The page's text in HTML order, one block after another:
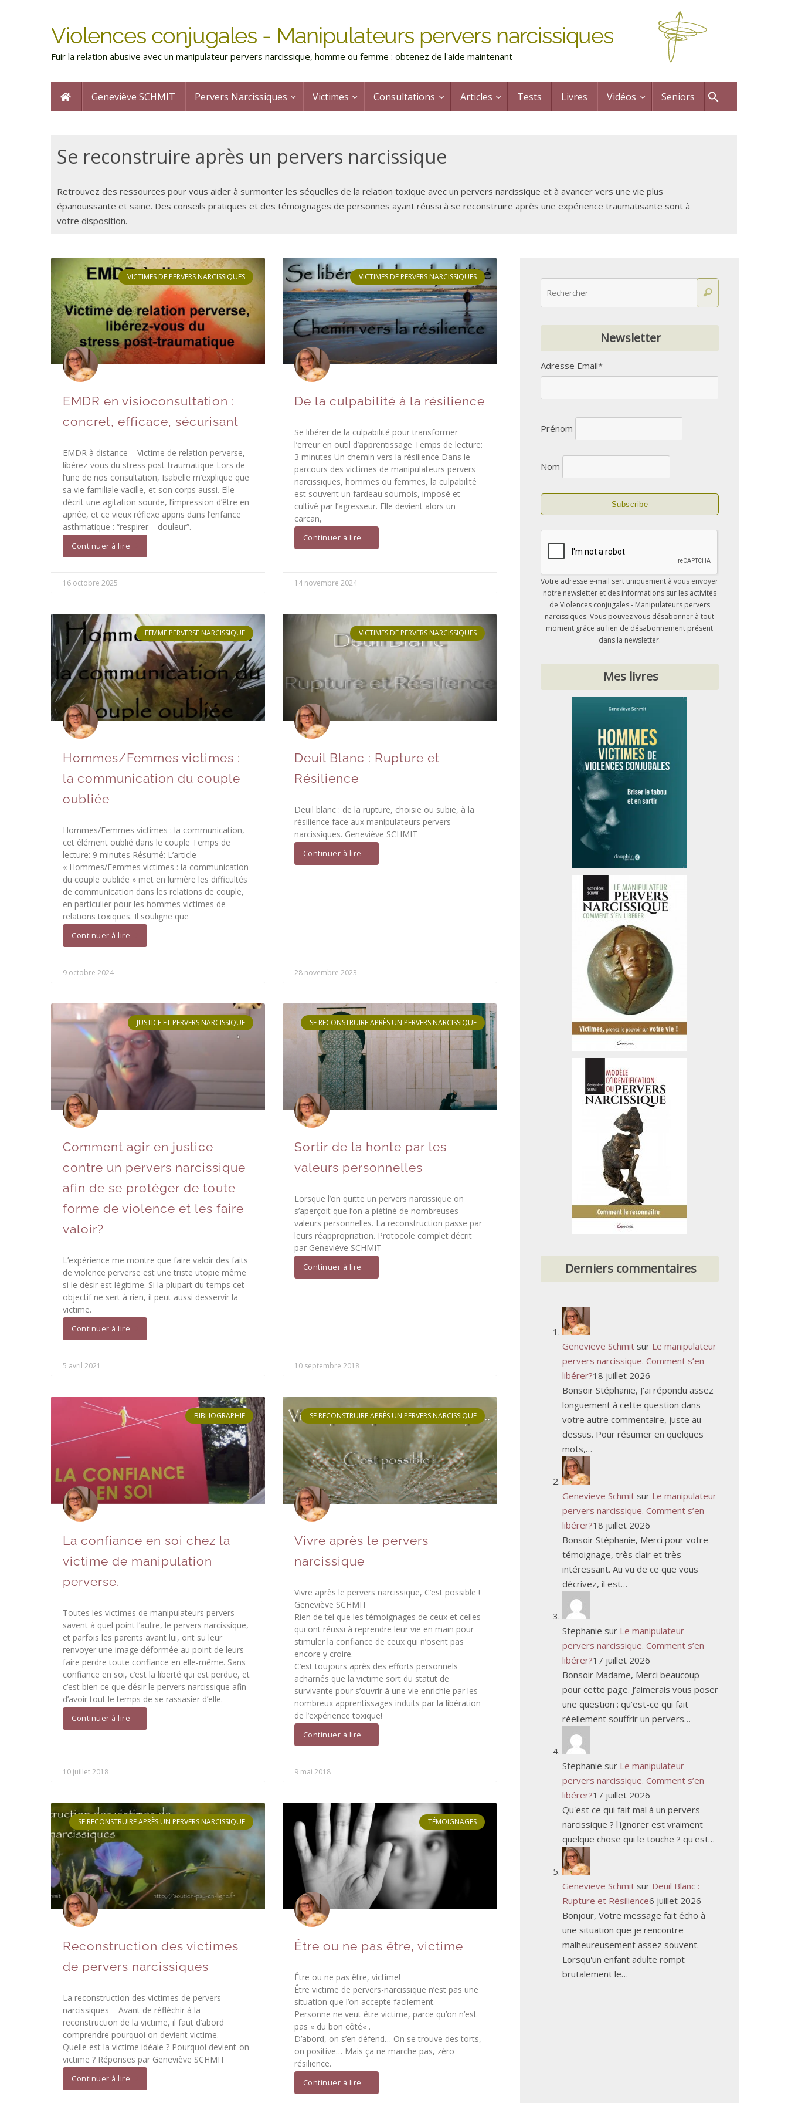
Violences conjugales - Manipulateurs pervers narcissiques
Fuir la relation abusive avec un manipulateur pervers narcissique, homme ou femme : obtenez de l'aide maintenant
Geneviève SCHMIT Pervers Narcissiques Victimes Consultations Articles Tests Livres Vidéos Seniors
Se reconstruire après un pervers narcissique
Retrouvez des ressources pour vous aider à surmonter les séquelles de la relation toxique avec un pervers narcissique et à avancer vers une vie plus
épanouissante et saine. Des conseils pratiques et des témoignages de personnes ayant réussi à se reconstruire après une expérience traumatisante sont à
votre disposition.
VICTIMES DE PERVERS NARCISSIQUES
EMDR en visioconsultation :
concret, efficace, sécurisant
EMDR à distance – Victime de relation perverse,
libérez-vous du stress post-traumatique Lors de
l’une de nos consultation, Isabelle m’explique que
sa vie familiale vacille, et son corps aussi. Elle
décrit une agitation sourde, l’impression d’être en
apnée, et ce vieux réflexe appris dans l’enfance
asthmatique : “respirer = douleur”.
Continuer à lire
16 octobre 2025
VICTIMES DE PERVERS NARCISSIQUES
De la culpabilité à la résilience
Se libérer de la culpabilité pour transformer
l’erreur en outil d’apprentissage Temps de lecture:
3 minutes Un chemin vers la résilience Dans le
parcours des victimes de manipulateurs pervers
narcissiques, hommes ou femmes, la culpabilité
est souvent un fardeau sournois, imposé et
cultivé par l’agresseur. Elle devient alors un
carcan,
Continuer à lire
14 novembre 2024
FEMME PERVERSE NARCISSIQUE
Hommes/Femmes victimes :
la communication du couple
oubliée
Hommes/Femmes victimes : la communication,
cet élément oublié dans le couple Temps de
lecture: 9 minutes Résumé: L’article
« Hommes/Femmes victimes : la communication
du couple oubliée » met en lumière les difficultés
de communication dans les relations de couple,
en particulier pour les hommes victimes de
relations toxiques. Il souligne que
Continuer à lire
9 octobre 2024
VICTIMES DE PERVERS NARCISSIQUES
Deuil Blanc : Rupture et
Résilience
Deuil blanc : de la rupture, choisie ou subie, à la
résilience face aux manipulateurs pervers
narcissiques. Geneviève SCHMIT
Continuer à lire
28 novembre 2023
JUSTICE ET PERVERS NARCISSIQUE
Comment agir en justice
contre un pervers narcissique
afin de se protéger de toute
forme de violence et les faire
valoir?
L’expérience me montre que faire valoir des faits
de violence perverse est une triste utopie même
si le désir est légitime. Si la plupart du temps cet
objectif ne sert à rien, il peut aussi desservir la
victime.
Continuer à lire
5 avril 2021
SE RECONSTRUIRE APRÈS UN PERVERS NARCISSIQUE
Sortir de la honte par les
valeurs personnelles
Lorsque l’on quitte un pervers narcissique on
s’aperçoit que l’on a piétiné de nombreuses
valeurs personnelles. La reconstruction passe par
leurs réappropriation. Protocole complet décrit
par Geneviève SCHMIT
Continuer à lire
10 septembre 2018
BIBLIOGRAPHIE
La confiance en soi chez la
victime de manipulation
perverse.
Toutes les victimes de manipulateurs pervers
savent à quel point l’autre, le pervers narcissique,
et parfois les parents avant lui, ont su leur
renvoyer une image déformée au point de leurs
faire perdre toute confiance en elle-même. Sans
confiance en soi, c’est la liberté qui est perdue, et
c’est bien ce que désir le pervers narcissique afin
d’avoir tout le temps de se rassasier d’elle.
Continuer à lire
10 juillet 2018
SE RECONSTRUIRE APRÈS UN PERVERS NARCISSIQUE
Vivre après le pervers
narcissique
Vivre après le pervers narcissique, C’est possible !
Geneviève SCHMIT
Rien de tel que les témoignages de ceux et celles
qui ont réussi à reprendre leur vie en main pour
stimuler la confiance de ceux qui n’osent pas
encore y croire.
C’est toujours après des efforts personnels
acharnés que la victime sort du statut de
survivante pour s’ouvrir à une vie enrichie par les
nombreux apprentissages induits par la libération
de l’expérience toxique!
Continuer à lire
9 mai 2018
SE RECONSTRUIRE APRÈS UN PERVERS NARCISSIQUE
Reconstruction des victimes
de pervers narcissiques
La reconstruction des victimes de pervers
narcissiques – Avant de réfléchir à la
reconstruction de la victime, il faut d’abord
comprendre pourquoi on devient victime.
Quelle est la victime idéale ? Pourquoi devient-on
victime ? Réponses par Geneviève SCHMIT
Continuer à lire
TÉMOIGNAGES
Être ou ne pas être, victime
Être ou ne pas être, victime!
Être victime de pervers-narcissique n’est pas une
situation que l’on accepte facilement.
Personne ne veut être victime, parce qu’on n’est
pas « du bon côté« .
D’abord, on s’en défend… On se trouve des torts,
on positive… Mais ça ne marche pas, zéro
résilience.
Continuer à lire
Newsletter
Adresse Email*
Prénom
Nom
Votre adresse e-mail sert uniquement à vous envoyer
notre newsletter et des informations sur les activités
de Violences conjugales - Manipulateurs pervers
narcissiques. Vous pouvez vous désabonner à tout
moment grâce au lien de désabonnement présent
dans la newsletter.
Mes livres
Derniers commentaires
Genevieve Schmit sur Le manipulateur
pervers narcissique. Comment s’en
libérer?18 juillet 2026
Bonsoir Stéphanie, J'ai répondu assez
longuement à cette question dans
votre autre commentaire, juste au-
dessus. Pour résumer en quelques
mots,…
Genevieve Schmit sur Le manipulateur
pervers narcissique. Comment s’en
libérer?18 juillet 2026
Bonsoir Stéphanie, Merci pour votre
témoignage, très clair et très
intéressant. Au vu de ce que vous
décrivez, il est…
Stephanie sur Le manipulateur
pervers narcissique. Comment s’en
libérer?17 juillet 2026
Bonsoir Madame, Merci beaucoup
pour cette page. J’aimerais vous poser
une question : qu’est-ce qui fait
réellement souffrir un pervers…
Stephanie sur Le manipulateur
pervers narcissique. Comment s’en
libérer?17 juillet 2026
Qu'est ce qui fait mal à un pervers
narcissique ? l'ignorer est vraiment
quelque chose qui le touche ? qu'est…
Genevieve Schmit sur Deuil Blanc :
Rupture et Résilience6 juillet 2026
Bonjour, Votre message fait écho à
une situation que je rencontre
malheureusement assez souvent.
Lorsqu'un enfant adulte rompt
brutalement le…